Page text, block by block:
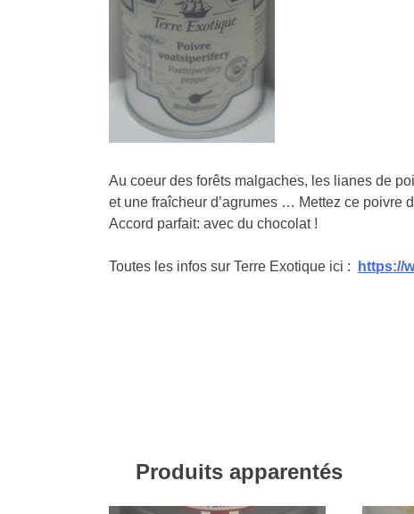
Au coeur des forêts malgaches, les lianes de
et une fraîcheur d’agrumes … Mettez ce poivre
Accord parfait: avec du chocolat !
Toutes les infos sur Terre Exotique ici : https://
Produits apparentés